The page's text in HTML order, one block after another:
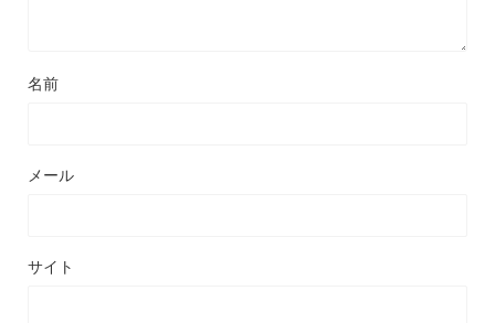
名前
メール
サイト